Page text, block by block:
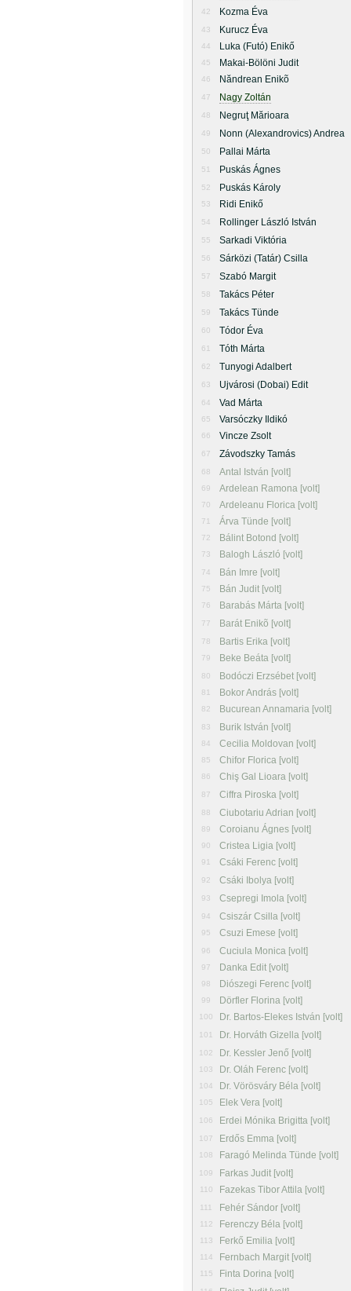
42 Kozma Éva
43 Kurucz Éva
44 Luka (Futó) Enikő
45 Makai-Bölöni Judit
46 Năndrean Enikõ
47 Nagy Zoltán
48 Negruţ Mărioara
49 Nonn (Alexandrovics) Andrea
50 Pallai Márta
51 Puskás Ágnes
52 Puskás Károly
53 Ridi Enikő
54 Rollinger László István
55 Sarkadi Viktória
56 Sárközi (Tatár) Csilla
57 Szabó Margit
58 Takács Péter
59 Takács Tünde
60 Tódor Éva
61 Tóth Márta
62 Tunyogi Adalbert
63 Ujvárosi (Dobai) Edit
64 Vad Márta
65 Varsóczky Ildikó
66 Vincze Zsolt
67 Závodszky Tamás
68 Antal István [volt]
69 Ardelean Ramona [volt]
70 Ardeleanu Florica [volt]
71 Árva Tünde [volt]
72 Bálint Botond [volt]
73 Balogh László [volt]
74 Bán Imre [volt]
75 Bán Judit [volt]
76 Barabás Márta [volt]
77 Barát Enikõ [volt]
78 Bartis Erika [volt]
79 Beke Beáta [volt]
80 Bodóczi Erzsébet [volt]
81 Bokor András [volt]
82 Bucurean Annamaria [volt]
83 Burik István [volt]
84 Cecilia Moldovan [volt]
85 Chifor Florica [volt]
86 Chiş Gal Lioara [volt]
87 Ciffra Piroska [volt]
88 Ciubotariu Adrian [volt]
89 Coroianu Ágnes [volt]
90 Cristea Ligia [volt]
91 Csáki Ferenc [volt]
92 Csáki Ibolya [volt]
93 Csepregi Imola [volt]
94 Csiszár Csilla [volt]
95 Csuzi Emese [volt]
96 Cuciula Monica [volt]
97 Danka Edit [volt]
98 Diószegi Ferenc [volt]
99 Dörfler Florina [volt]
100 Dr. Bartos-Elekes István [volt]
101 Dr. Horváth Gizella [volt]
102 Dr. Kessler Jenő [volt]
103 Dr. Oláh Ferenc [volt]
104 Dr. Vörösváry Béla [volt]
105 Elek Vera [volt]
106 Erdei Mónika Brigitta [volt]
107 Erdős Emma [volt]
108 Faragó Melinda Tünde [volt]
109 Farkas Judit [volt]
110 Fazekas Tibor Attila [volt]
111 Fehér Sándor [volt]
112 Ferenczy Béla [volt]
113 Ferkő Emilia [volt]
114 Fernbach Margit [volt]
115 Finta Dorina [volt]